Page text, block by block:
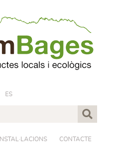
ES
INSTAL·LACIONS CONTACTE